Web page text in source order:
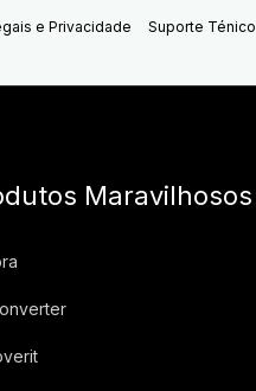
e Privacidade Suporte Ténico
Maravilhosos